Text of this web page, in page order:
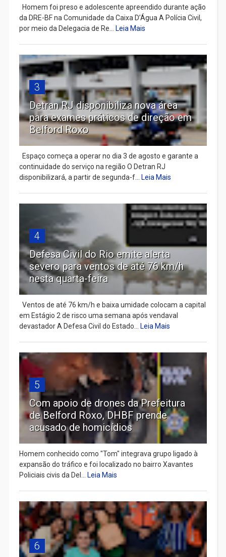
Homem foi preso e adolescente apreendido durante ação
da DRE-BF na Comunidade da Caixa D’Água A Polícia Civil,
por meio da Delegacia de Re...
Leia Mais
3
Detran RJ disponibiliza nova área
para exames práticos de direção em
Belford Roxo
Espaço começa a operar no dia 3 de agosto e garante a
continuidade do serviço na região O Detran RJ
disponibilizará, a partir de segunda-f...
Leia Mais
4
Defesa Civil do Rio emite alerta
severo para ventos de até 76 km/h
nesta quarta-feira
Ventos de até 76 km/h e baixa umidade colocam a capital
em Estágio 2 de risco uma semana após vendaval
devastador A Defesa Civil do Estado...
Leia Mais
5
Com apoio de drones da Prefeitura
de Belford Roxo, DHBF prende
acusado de homicídios
Homem conhecido como "Tom" integrava grupo ligado à
expansão do tráfico e foi localizado no bairro Xavantes
Policiais civis da Del...
Leia Mais
6